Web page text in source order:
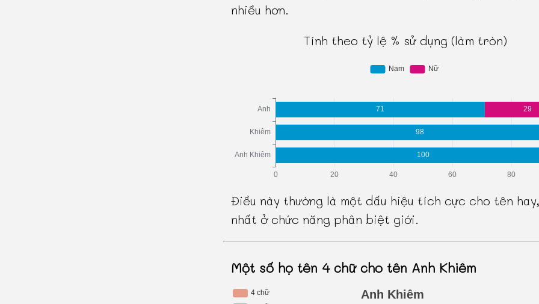
nhiều hơn.
Tính theo tỷ lệ % sử dụng (làm tròn)
Điều này thường là một dấu hiệu tích cực cho tên
nhất ở chức năng phân biệt giới.
Một số họ tên 4 chữ cho tên Anh Khiêm